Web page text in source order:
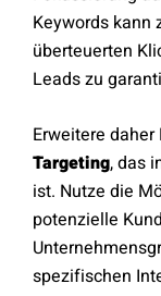
Keywords kann
überteuerten
Leads zu
Erweitere
Targeting, das
ist. Nutze die
potenzielle
spezifischen